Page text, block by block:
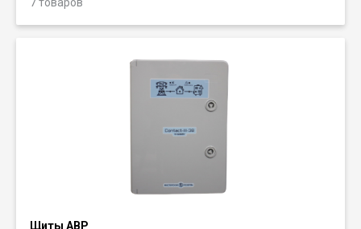
7 товаров
Щиты АВР